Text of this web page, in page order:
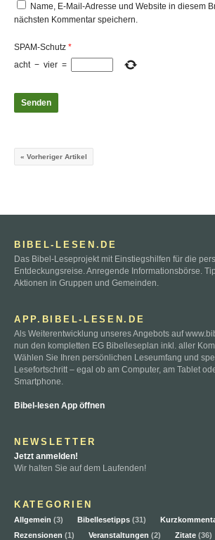
Name, E-Mail-Adresse und Website in diesem
nächsten Kommentar speichern.
SPAM-Schutz *
acht − vier =
« Vorheriger Artikel
BIBEL-LESEN.DE
Das Bibel-Leseprojekt mit Einstiegshilfen für die
Entdeckungsreise. Anregende Informationsbörse.
Aktionen in Gruppen und Gemeinden.
APP.BIBEL-LESEN.DE
Als Weiterentwicklung unseres Angebots auf
nun den kompletten EG Bibelleseplan inkl. aller
Wählen Sie Ihren persönlichen Leseumfang und
Lesefortschritt – egal ob am Computer, am Tablet
Smartphone.
Bibel-lesen App öffnen
NEWSLETTER
Jetzt anmelden!
Wir halten Sie auf dem Laufenden!
KATEGORIEN
Allgemein (3) Bibellesetipps (31)
Rezensionen (1) Veranstaltungen (2) Zitate (36)